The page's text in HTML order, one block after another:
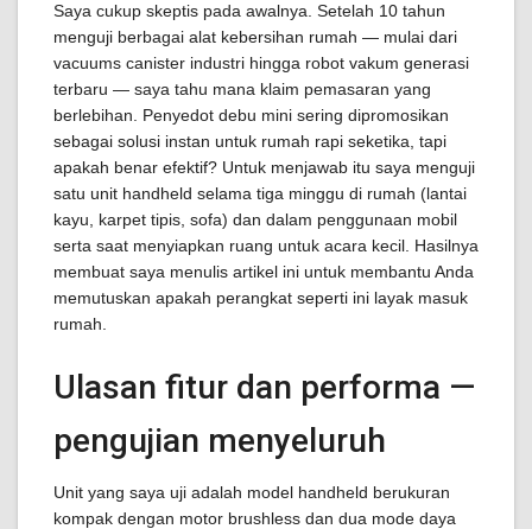
Saya cukup skeptis pada awalnya. Setelah 10 tahun
menguji berbagai alat kebersihan rumah — mulai dari
vacuums canister industri hingga robot vakum generasi
terbaru — saya tahu mana klaim pemasaran yang
berlebihan. Penyedot debu mini sering dipromosikan
sebagai solusi instan untuk rumah rapi seketika, tapi
apakah benar efektif? Untuk menjawab itu saya menguji
satu unit handheld selama tiga minggu di rumah (lantai
kayu, karpet tipis, sofa) dan dalam penggunaan mobil
serta saat menyiapkan ruang untuk acara kecil. Hasilnya
membuat saya menulis artikel ini untuk membantu Anda
memutuskan apakah perangkat seperti ini layak masuk
rumah.
Ulasan fitur dan performa —
pengujian menyeluruh
Unit yang saya uji adalah model handheld berukuran
kompak dengan motor brushless dan dua mode daya